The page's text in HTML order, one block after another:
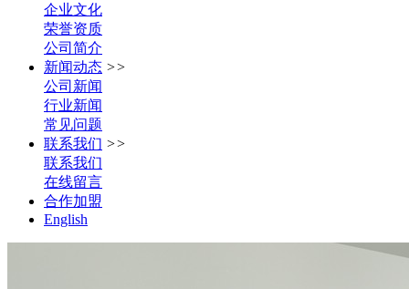
企业文化
荣誉资质
公司简介
新闻动态 >>
公司新闻
行业新闻
常见问题
联系我们 >>
联系我们
在线留言
合作加盟
English